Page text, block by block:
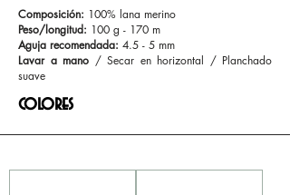
Composición: 100% lana merino
Peso/longitud: 100 g - 170 m
Aguja recomendada: 4.5 - 5 mm
Lavar a mano / Secar en horizontal / Planchado
suave
colores